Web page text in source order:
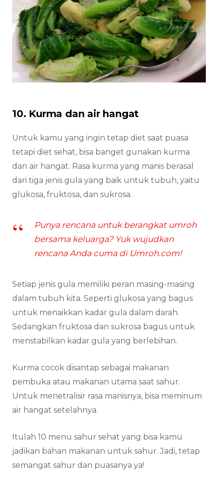
10. Kurma dan air hangat
Untuk kamu yang ingin tetap diet saat puasa
tetapi diet sehat, bisa banget gunakan kurma
dan air hangat. Rasa kurma yang manis berasal
dari tiga jenis gula yang baik untuk tubuh, yaitu
glukosa, fruktosa, dan sukrosa.
Punya rencana untuk berangkat umroh
bersama keluarga? Yuk wujudkan
rencana Anda cuma di Umroh.com!
Setiap jenis gula memiliki peran masing-masing
dalam tubuh kita. Seperti glukosa yang bagus
untuk menaikkan kadar gula dalam darah.
Sedangkan fruktosa dan sukrosa bagus untuk
menstabilkan kadar gula yang berlebihan.
Kurma cocok disantap sebagai makanan
pembuka atau makanan utama saat sahur.
Untuk menetralisir rasa manisnya, bisa meminum
air hangat setelahnya.
Itulah 10 menu sahur sehat yang bisa kamu
jadikan bahan makanan untuk sahur. Jadi, tetap
semangat sahur dan puasanya ya!